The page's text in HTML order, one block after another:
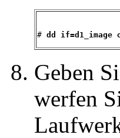
# dd if=d1_image
Geben
werfen